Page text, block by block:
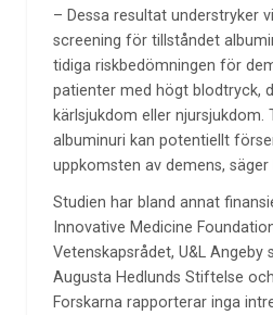
– Dessa resultat understryker
screening för tillståndet
tidiga riskbedömningen för
patienter med högt blodtryck,
kärlsjukdom eller njursjukdom.
albuminuri kan potentiellt
uppkomsten av demens, säger
Studien har bland annat
Innovative Medicine
Vetenskapsrådet, U&L Angeby
Augusta Hedlunds Stiftelse
Forskarna rapporterar inga